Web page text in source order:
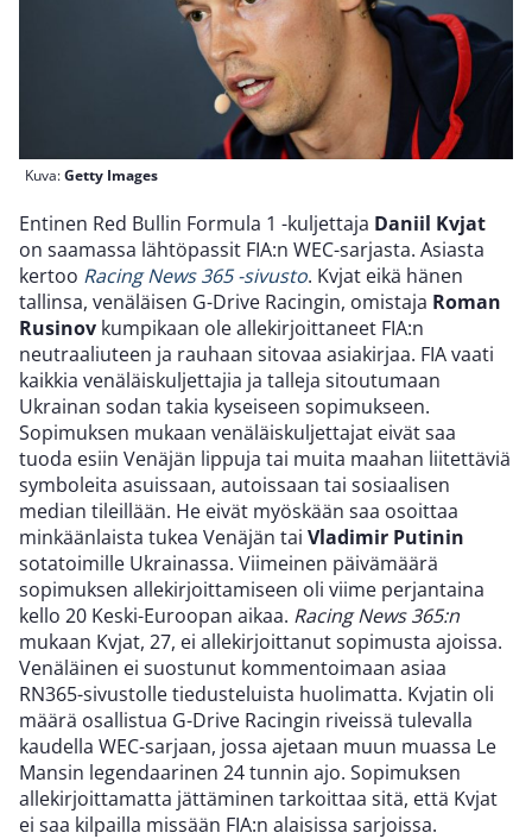
Kuva:Getty Images
Entinen Red Bullin Formula 1 -kuljettaja Daniil Kvjat
on saamassa lähtöpassit FIA:n WEC-sarjasta. Asiasta
kertoo Racing News 365 -sivusto. Kvjat eikä hänen
tallinsa, venäläisen G-Drive Racingin, omistaja Roman
Rusinov kumpikaan ole allekirjoittaneet FIA:n
neutraaliuteen ja rauhaan sitovaa asiakirjaa. FIA vaati
kaikkia venäläiskuljettajia ja talleja sitoutumaan
Ukrainan sodan takia kyseiseen sopimukseen.
Sopimuksen mukaan venäläiskuljettajat eivät saa
tuoda esiin Venäjän lippuja tai muita maahan liitettäviä
symboleita asuissaan, autoissaan tai sosiaalisen
median tileillään. He eivät myöskään saa osoittaa
minkäänlaista tukea Venäjän tai Vladimir Putinin
sotatoimille Ukrainassa. Viimeinen päivämäärä
sopimuksen allekirjoittamiseen oli viime perjantaina
kello 20 Keski-Euroopan aikaa. Racing News 365:n
mukaan Kvjat, 27, ei allekirjoittanut sopimusta ajoissa.
Venäläinen ei suostunut kommentoimaan asiaa
RN365-sivustolle tiedusteluista huolimatta. Kvjatin oli
määrä osallistua G-Drive Racingin riveissä tulevalla
kaudella WEC-sarjaan, jossa ajetaan muun muassa Le
Mansin legendaarinen 24 tunnin ajo. Sopimuksen
allekirjoittamatta jättäminen tarkoittaa sitä, että Kvjat
ei saa kilpailla missään FIA:n alaisissa sarjoissa.